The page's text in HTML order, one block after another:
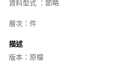
資料型式 ：節略
層次：件
描述
版本：原檔